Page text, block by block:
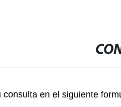
en el siguiente